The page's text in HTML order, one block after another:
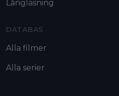
Långläsning
DATABAS
Alla filmer
Alla serier